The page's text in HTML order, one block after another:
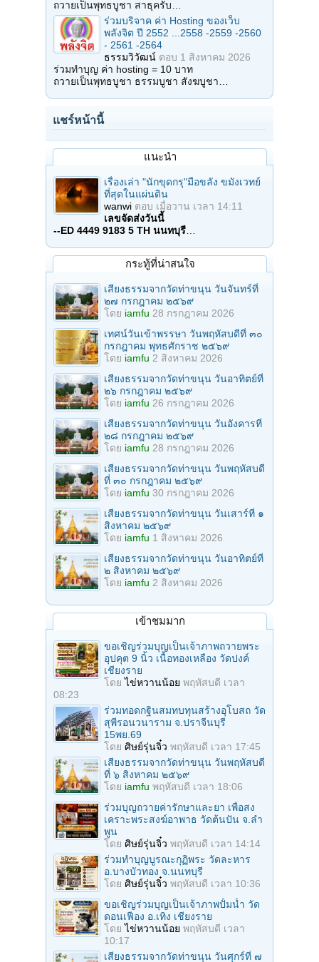
ถวายเป็นพุทธบูชา สาธุครับ…
ร่วมบริจาค ค่า Hosting ของเว็บ
พลังจิต ปี 2552 ...2558 -2559 -2560
- 2561 -2564
ธรรมวิวัฒน์ ตอบ 1 สิงหาคม 2026
ร่วมทำบุญ ค่า hosting = 10 บาท
ถวายเป็นพุทธบูชา ธรรมบูชา สังฆบูชา…
แชร์หน้านี้
แนะนำ
เรื่องเล่า "นักขุดกรุ"มือขลัง ขมังเวทย์
ที่สุดในแผ่นดิน
wanwi ตอบ เมื่อวาน เวลา 14:11
เลขจัดส่งวันนี้
--ED 4449 9183 5 TH นนทบุรี
กระทู้ที่น่าสนใจ
เสียงธรรมจากวัดท่าขนุน วันจันทร์ที่
๒๗ กรกฎาคม ๒๕๖๙
โดย iamfu 28 กรกฎาคม 2026
เทศน์วันเข้าพรรษา วันพฤหัสบดีที่ ๓๐
กรกฎาคม พุทธศักราช ๒๕๖๙
โดย iamfu 2 สิงหาคม 2026
เสียงธรรมจากวัดท่าขนุน วันอาทิตย์ที่
๒๖ กรกฎาคม ๒๕๖๙
โดย iamfu 26 กรกฎาคม 2026
เสียงธรรมจากวัดท่าขนุน วันอังคารที่
๒๘ กรกฎาคม ๒๕๖๙
โดย iamfu 28 กรกฎาคม 2026
เสียงธรรมจากวัดท่าขนุน วันพฤหัสบดี
ที่ ๓๐ กรกฎาคม ๒๕๖๙
โดย iamfu 30 กรกฎาคม 2026
เสียงธรรมจากวัดท่าขนุน วันเสาร์ที่ ๑
สิงหาคม ๒๕๖๙
โดย iamfu 1 สิงหาคม 2026
เสียงธรรมจากวัดท่าขนุน วันอาทิตย์ที่
๒ สิงหาคม ๒๕๖๙
โดย iamfu 2 สิงหาคม 2026
เข้าชมมาก
ขอเชิญร่วมบุญเป็นเจ้าภาพถวายพระ
อุปคุต 9 นิ้ว เนื้อทองเหลือง วัดปงค์
เชียงราย
โดยไข่หวานน้อย พฤหัสบดี เวลา
08:23
ร่วมทอดกฐินสมทบทุนสร้างอุโบสถ วัด
สุพีรอนวนาราม จ.ปราจีนบุรี
15พย.69
โดย ศิษย์รุ่นจิ๋ว พฤหัสบดี เวลา 17:45
เสียงธรรมจากวัดท่าขนุน วันพฤหัสบดี
ที่ ๖ สิงหาคม ๒๕๖๙
โดย iamfu พฤหัสบดี เวลา 18:06
ร่วมบุญถวายค่ารักษาและยา เพื่อสง
เคราะพระสงฆ์อาพาธ วัดต้นปัน จ.ลํา
พูน
โดย ศิษย์รุ่นจิ๋ว พฤหัสบดี เวลา 14:14
ร่วมทําบุญบูรณะกุฏิพระ วัดละหาร
อ.บางบัวทอง จ.นนทบุรี
โดย ศิษย์รุ่นจิ๋ว พฤหัสบดี เวลา 10:36
ขอเชิญร่วมบุญเป็นเจ้าภาพปั้มน้ำ วัด
ดอนเฟือง อ.เทิง เชียงราย
โดยไข่หวานน้อย พฤหัสบดี เวลา
10:17
เสียงธรรมจากวัดท่าขนุน วันศุกร์ที่ ๗